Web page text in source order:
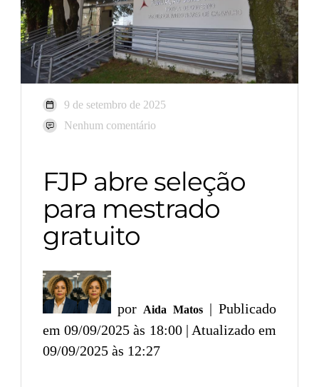
9 de setembro de 2025
Nenhum comentário
FJP abre seleção
para mestrado
gratuito
por Aida Matos| Publicado
em 09/09/2025 às 18:00 | Atualizado em
09/09/2025 às 12:27